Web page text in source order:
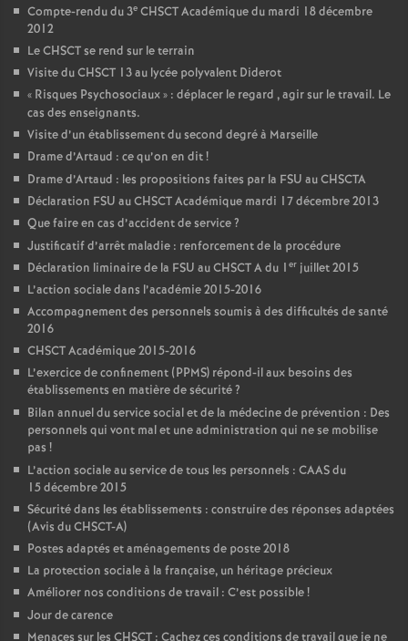
Compte-rendu du 3e CHSCT Académique du mardi 18 décembre
2012
Le CHSCT se rend sur le terrain
Visite du CHSCT 13 au lycée polyvalent Diderot
« Risques Psychosociaux» : déplacer le regard , agir sur le travail. Le
cas des enseignants.
Visite d’un établissement du second degré à Marseille
Drame d’Artaud : ce qu’on en dit!
Drame d’Artaud : les propositions faites par la FSU au CHSCTA
Déclaration FSU au CHSCT Académique mardi 17 décembre 2013
Que faire en cas d’accident de service?
Justificatif d’arrêt maladie : renforcement de la procédure
Déclaration liminaire de la FSU au CHSCT A du 1 er juillet 2015
L’action sociale dans l’académie 2015-2016
Accompagnement des personnels soumis à des difficultés de santé
2016
CHSCT Académique 2015-2016
L’exercice de confinement (PPMS) répond-il aux besoins des
établissements en matière de sécurité?
Bilan annuel du service social et de la médecine de prévention : Des
personnels qui vont mal et une administration qui ne se mobilise
pas !
L’action sociale au service de tous les personnels : CAAS du
15 décembre 2015
Sécurité dans les établissements : construire des réponses adaptées
(Avis du CHSCT-A)
Postes adaptés et aménagements de poste 2018
La protection sociale à la française, un héritage précieux
Améliorer nos conditions de travail : C’est possible!
Jour de carence